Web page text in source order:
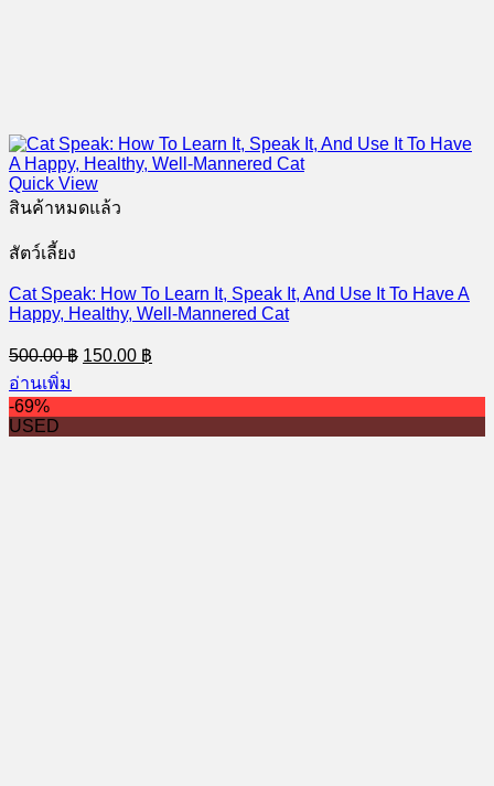
Quick View
สินค้าหมดแล้ว
สัตว์เลี้ยง
Cat Speak: How To Learn It, Speak It, And Use It To Have A
Happy, Healthy, Well-Mannered Cat
500.00฿ Original
price
500.00 ฿.
150.00 ฿
price
150.00 ฿.
อ่านเพิ่ม
-69%
USED